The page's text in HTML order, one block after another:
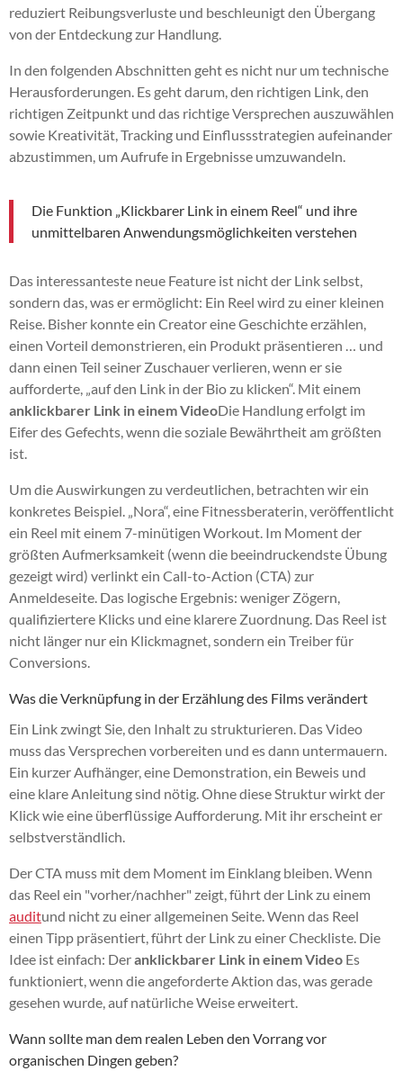
reduziert Reibungsverluste und beschleunigt den Übergang
von der Entdeckung zur Handlung.
In den folgenden Abschnitten geht es nicht nur um technische
Herausforderungen. Es geht darum, den richtigen Link, den
richtigen Zeitpunkt und das richtige Versprechen auszuwählen
sowie Kreativität, Tracking und Einflussstrategien aufeinander
abzustimmen, um Aufrufe in Ergebnisse umzuwandeln.
Die Funktion „Klickbarer Link in einem Reel“ und ihre
unmittelbaren Anwendungsmöglichkeiten verstehen
Das interessanteste neue Feature ist nicht der Link selbst,
sondern das, was er ermöglicht: Ein Reel wird zu einer kleinen
Reise. Bisher konnte ein Creator eine Geschichte erzählen,
einen Vorteil demonstrieren, ein Produkt präsentieren … und
dann einen Teil seiner Zuschauer verlieren, wenn er sie
aufforderte, „auf den Link in der Bio zu klicken“. Mit einem
anklickbarer Link in einem VideoDie Handlung erfolgt im
Eifer des Gefechts, wenn die soziale Bewährtheit am größten
ist.
Um die Auswirkungen zu verdeutlichen, betrachten wir ein
konkretes Beispiel. „Nora“, eine Fitnessberaterin, veröffentlicht
ein Reel mit einem 7-minütigen Workout. Im Moment der
größten Aufmerksamkeit (wenn die beeindruckendste Übung
gezeigt wird) verlinkt ein Call-to-Action (CTA) zur
Anmeldeseite. Das logische Ergebnis: weniger Zögern,
qualifiziertere Klicks und eine klarere Zuordnung. Das Reel ist
nicht länger nur ein Klickmagnet, sondern ein Treiber für
Conversions.
Was die Verknüpfung in der Erzählung des Films verändert
Ein Link zwingt Sie, den Inhalt zu strukturieren. Das Video
muss das Versprechen vorbereiten und es dann untermauern.
Ein kurzer Aufhänger, eine Demonstration, ein Beweis und
eine klare Anleitung sind nötig. Ohne diese Struktur wirkt der
Klick wie eine überflüssige Aufforderung. Mit ihr erscheint er
selbstverständlich.
Der CTA muss mit dem Moment im Einklang bleiben. Wenn
das Reel ein "vorher/nachher" zeigt, führt der Link zu einem
auditund nicht zu einer allgemeinen Seite. Wenn das Reel
einen Tipp präsentiert, führt der Link zu einer Checkliste. Die
Idee ist einfach: Deranklickbarer Link in einem Video Es
funktioniert, wenn die angeforderte Aktion das, was gerade
gesehen wurde, auf natürliche Weise erweitert.
Wann sollte man dem realen Leben den Vorrang vor
organischen Dingen geben?